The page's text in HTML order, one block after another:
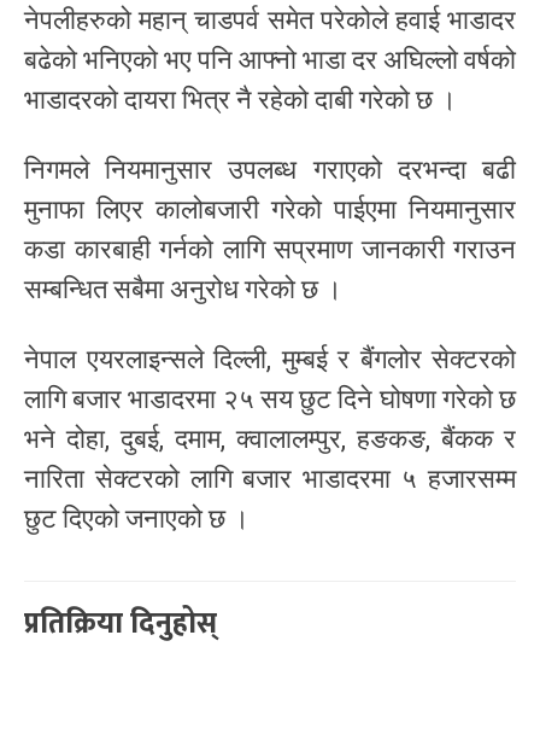
नेपलीहरुको महान् चाडपर्व समेत परेकोले हवाई भाडादर
बढेको भनिएको भए पनि आफ्नो भाडा दर अघिल्लो वर्षको
भाडादरको दायरा भित्र नै रहेको दाबी गरेको छ ।
निगमले नियमानुसार उपलब्ध गराएको दरभन्दा बढी
मुनाफा लिएर कालोबजारी गरेको पाईएमा नियमानुसार
कडा कारबाही गर्नको लागि सप्रमाण जानकारी गराउन
सम्बन्धित सबैमा अनुरोध गरेको छ ।
नेपाल एयरलाइन्सले दिल्ली, मुम्बई र बैंगलोर सेक्टरको
लागि बजार भाडादरमा २५ सय छुट दिने घोषणा गरेको छ
भने दोहा, दुबई, दमाम, क्वालालम्पुर, हङकङ, बैंकक र
नारिता सेक्टरको लागि बजार भाडादरमा ५ हजारसम्म
छुट दिएको जनाएको छ ।
प्रतिक्रिया दिनुहोस्